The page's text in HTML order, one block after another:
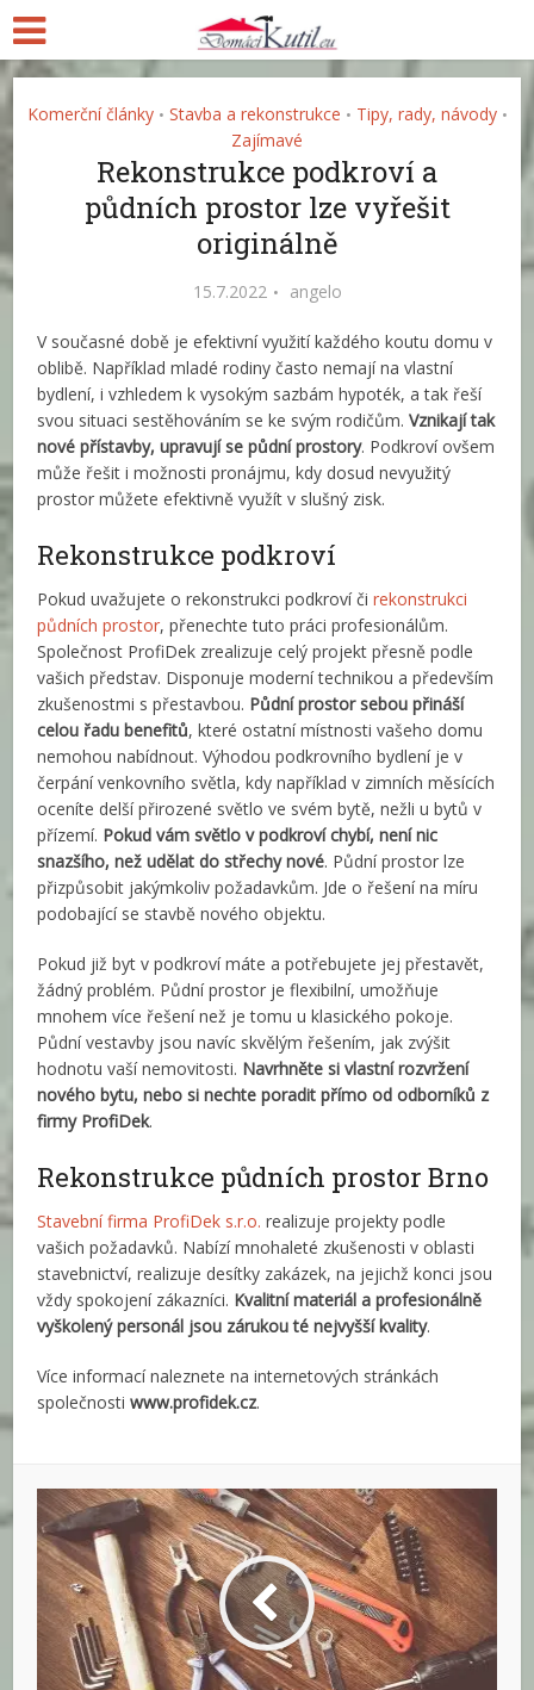
Komerční články • Stavba a rekonstrukce • Tipy, rady, návody •
Zajímavé
Rekonstrukce podkroví a
půdních prostor lze vyřešit
originálně
15.7.2022 angelo
V současné době je efektivní využití každého koutu domu v
oblibě. Například mladé rodiny často nemají na vlastní
bydlení, i vzhledem k vysokým sazbám hypoték, a tak řeší
svou situaci sestěhováním se ke svým rodičům.Vznikají tak
nové přístavby, upravují se půdní prostory. Podkroví ovšem
může řešit i možnosti pronájmu, kdy dosud nevyužitý
prostor můžete efektivně využít v slušný zisk.
Rekonstrukce podkroví
Pokud uvažujete o rekonstrukci podkroví čirekonstrukci
půdních prostor, přenechte tuto práci profesionálům.
Společnost ProfiDek zrealizuje celý projekt přesně podle
vašich představ. Disponuje moderní technikou a především
zkušenostmi s přestavbou. Půdní prostor sebou přináší
celou řadu benefitů, které ostatní místnosti vašeho domu
nemohou nabídnout. Výhodou podkrovního bydlení je v
čerpání venkovního světla, kdy například v zimních měsících
oceníte delší přirozené světlo ve svém bytě, nežli u bytů v
přízemí. Pokud vám světlo v podkroví chybí, není nic
snazšího, než udělat do střechy nové. Půdní prostor lze
přizpůsobit jakýmkoliv požadavkům. Jde o řešení na míru
podobající se stavbě nového objektu.
Pokud již byt v podkroví máte a potřebujete jej přestavět,
žádný problém. Půdní prostor je flexibilní, umožňuje
mnohem více řešení než je tomu u klasického pokoje.
Půdní vestavby jsou navíc skvělým řešením, jak zvýšit
hodnotu vaší nemovitosti. Navrhněte si vlastní rozvržení
nového bytu, nebo si nechte poradit přímo od odborníků z
firmy ProfiDek.
Rekonstrukce půdních prostor Brno
Stavební firma ProfiDek s.r.o. realizuje projekty podle
vašich požadavků. Nabízí mnohaleté zkušenosti v oblasti
stavebnictví, realizuje desítky zakázek, na jejichž konci jsou
vždy spokojení zákazníci. Kvalitní materiál a profesionálně
vyškolený personál jsou zárukou té nejvyšší kvality.
Více informací naleznete na internetových stránkách
společnostiwww.profidek.cz.